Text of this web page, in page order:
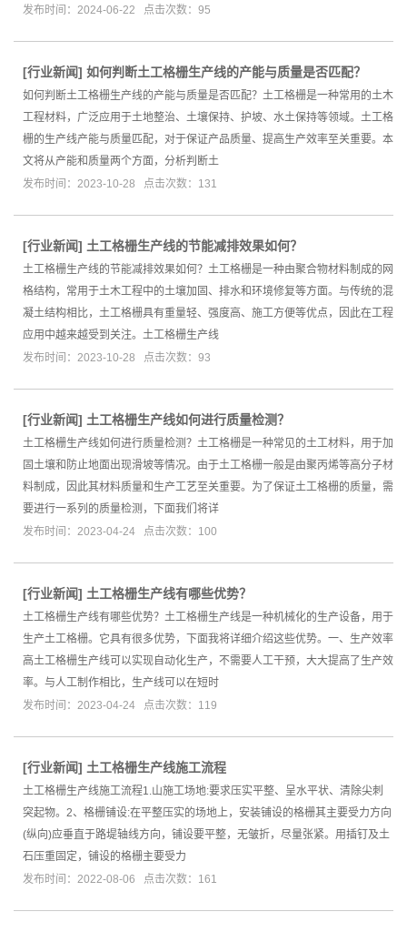
发布时间：2024-06-22 点击次数：95
[行业新闻] 如何判断土工格栅生产线的产能与质量是否匹配？
如何判断土工格栅生产线的产能与质量是否匹配？土工格栅是一种常用的土木
工程材料，广泛应用于土地整治、土壤保持、护坡、水土保持等领域。土工格
栅的生产线产能与质量匹配，对于保证产品质量、提高生产效率至关重要。本
文将从产能和质量两个方面，分析判断土
发布时间：2023-10-28 点击次数：131
[行业新闻] 土工格栅生产线的节能减排效果如何？
土工格栅生产线的节能减排效果如何？土工格栅是一种由聚合物材料制成的网
格结构，常用于土木工程中的土壤加固、排水和环境修复等方面。与传统的混
凝土结构相比，土工格栅具有重量轻、强度高、施工方便等优点，因此在工程
应用中越来越受到关注。土工格栅生产线
发布时间：2023-10-28 点击次数：93
[行业新闻] 土工格栅生产线如何进行质量检测？
土工格栅生产线如何进行质量检测？土工格栅是一种常见的土工材料，用于加
固土壤和防止地面出现滑坡等情况。由于土工格栅一般是由聚丙烯等高分子材
料制成，因此其材料质量和生产工艺至关重要。为了保证土工格栅的质量，需
要进行一系列的质量检测，下面我们将详
发布时间：2023-04-24 点击次数：100
[行业新闻] 土工格栅生产线有哪些优势？
土工格栅生产线有哪些优势？土工格栅生产线是一种机械化的生产设备，用于
生产土工格栅。它具有很多优势，下面我将详细介绍这些优势。一、生产效率
高土工格栅生产线可以实现自动化生产，不需要人工干预，大大提高了生产效
率。与人工制作相比，生产线可以在短时
发布时间：2023-04-24 点击次数：119
[行业新闻] 土工格栅生产线施工流程
土工格栅生产线施工流程1.山施工场地:要求压实平整、呈水平状、清除尖刺
突起物。2、格栅铺设:在平整压实的场地上，安装铺设的格栅其主要受力方向
(纵向)应垂直于路堤轴线方向，铺设要平整，无皱折，尽量张紧。用插钉及土
石压重固定，铺设的格栅主要受力
发布时间：2022-08-06 点击次数：161